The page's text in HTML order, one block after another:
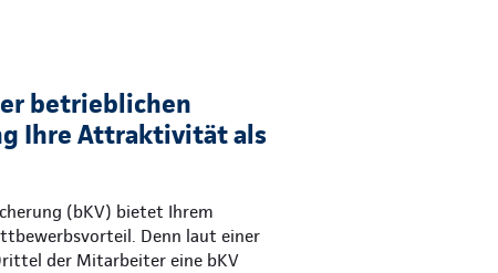
betrieblichen
Ihre Attraktivität als
(bKV) bietet Ihrem
Denn laut einer
der Mitarbeiter eine bKV